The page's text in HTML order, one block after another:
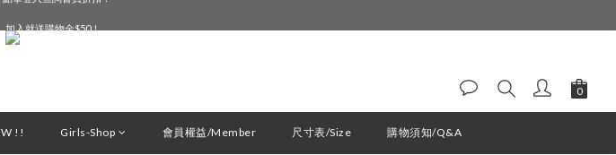
運！立即下單去～
!! Girls-Shop 會員權益/Member 尺寸表/Size 購物須知/Q&A